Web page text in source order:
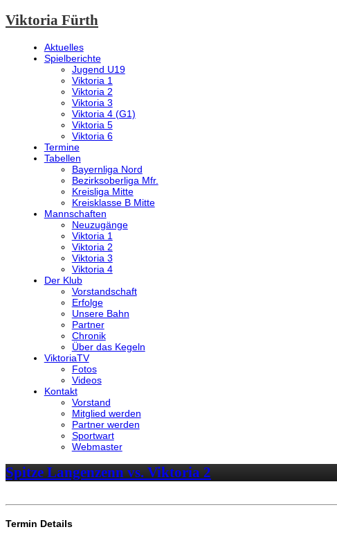
Viktoria Fürth
Aktuelles
Spielberichte
Jugend U19
Viktoria 1
Viktoria 2
Viktoria 3
Viktoria 4 (G1)
Viktoria 5
Viktoria 6
Termine
Tabellen
Bayernliga Nord
Bezirksoberliga Mfr.
Kreisliga Mitte
Kreisklasse B Mitte
Mannschaften
Neuzugänge
Viktoria 1
Viktoria 2
Viktoria 3
Viktoria 4
Der Klub
Vorstandschaft
Erfolge
Unsere Bahn
Partner
Chronik
Über das Kegeln
ViktoriaTV
Fotos
Videos
Kontakt
Vorstand
Mitglied werden
Partner werden
Sportwart
Webmaster
Spitze Langenzenn vs. Viktoria 2
Termin Details